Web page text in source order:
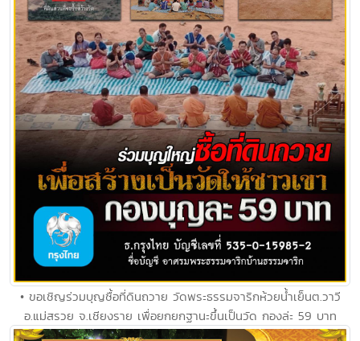
• ขอเชิญร่วมบุญซื้อที่ดินถวาย วัดพระธรรมจาริกห้วยน้ำเย็นต.วาวี
อ.แม่สรวย จ.เชียงราย เพื่อยกยกฐานะขึ้นเป็นวัด กองล่ะ 59 บาท